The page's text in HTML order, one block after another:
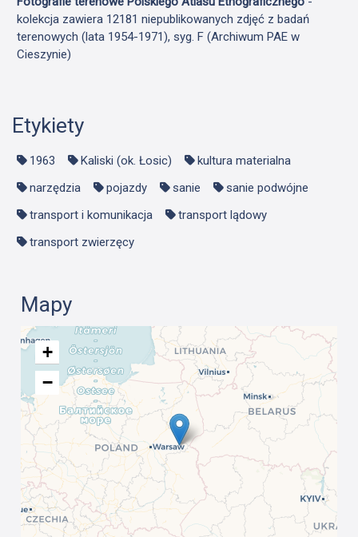
kolekcja zawiera 12181 niepublikowanych zdjęć z badań
terenowych (lata 1954-1971), syg. F (Archiwum PAE w
Cieszynie)
Etykiety
1963 Kaliski (ok. Łosic)
kultura materialna
narzędzia
pojazdy sanie
sanie podwójne
transport i komunikacja
transport lądowy
transport zwierzęcy
Mapy
+
−